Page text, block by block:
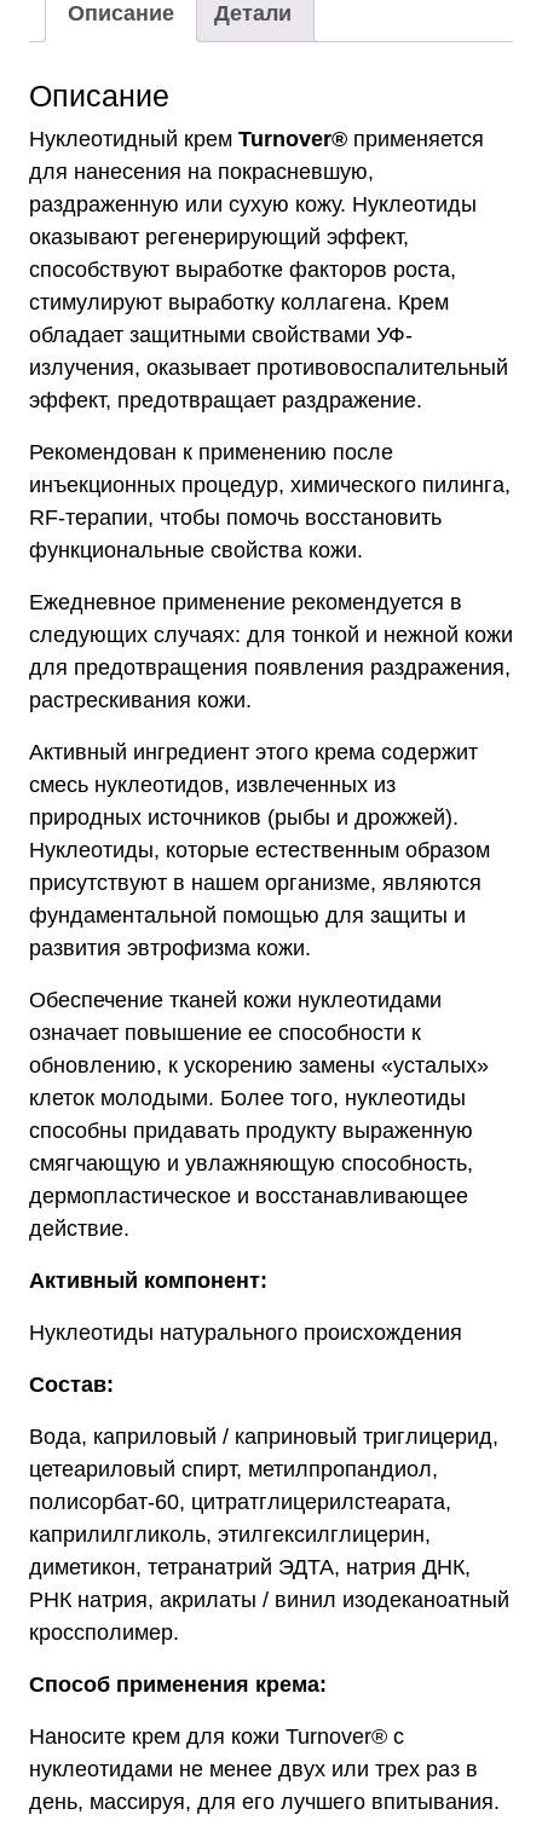
Описание Детали
Описание
Нуклеотидный крем Turnover® применяется
для нанесения на покрасневшую,
раздраженную или сухую кожу. Нуклеотиды
оказывают регенерирующий эффект,
способствуют выработке факторов роста,
стимулируют выработку коллагена. Крем
обладает защитными свойствами УФ-
излучения, оказывает противовоспалительный
эффект, предотвращает раздражение.
Рекомендован к применению после
инъекционных процедур, химического пилинга,
RF-терапии, чтобы помочь восстановить
функциональные свойства кожи.
Ежедневное применение рекомендуется в
следующих случаях: для тонкой и нежной кожи
для предотвращения появления раздражения,
растрескивания кожи.
Активный ингредиент этого крема содержит
смесь нуклеотидов, извлеченных из
природных источников (рыбы и дрожжей).
Нуклеотиды, которые естественным образом
присутствуют в нашем организме, являются
фундаментальной помощью для защиты и
развития эвтрофизма кожи.
Обеспечение тканей кожи нуклеотидами
означает повышение ее способности к
обновлению, к ускорению замены «усталых»
клеток молодыми. Более того, нуклеотиды
способны придавать продукту выраженную
смягчающую и увлажняющую способность,
дермопластическое и восстанавливающее
действие.
Активный компонент:
Нуклеотиды натурального происхождения
Состав:
Вода, каприловый / каприновый триглицерид,
цетеариловый спирт, метилпропандиол,
полисорбат-60, цитратглицерилстеарата,
каприлилгликоль, этилгексилглицерин,
диметикон, тетранатрий ЭДТА, натрия ДНК,
РНК натрия, акрилаты / винил изодеканоатный
кроссполимер.
Способ применения крема:
Наносите крем для кожи Turnover® с
нуклеотидами не менее двух или трех раз в
день, массируя, для его лучшего впитывания.